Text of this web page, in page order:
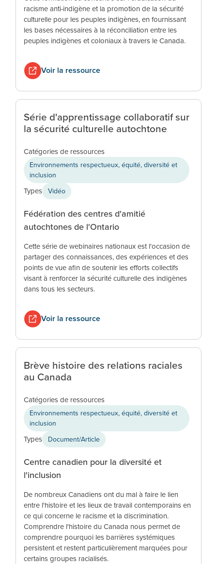
racisme anti-indigène et la promotion de la sécurité
culturelle pour les peuples indigènes, en fournissant
les bases nécessaires à la réconciliation entre les
peuples indigènes et coloniaux à travers le Canada.
Voir la ressource
Série d'apprentissage collaboratif sur
la sécurité culturelle autochtone
Catégories de ressources
Environnements respectueux, équité, diversité et
inclusion
Types Vidéo
Fédération des centres d'amitié
autochtones de l'Ontario
Cette série de webinaires nationaux est l'occasion de
partager des connaissances, des expériences et des
points de vue afin de soutenir les efforts collectifs
visant à renforcer la sécurité culturelle des indigènes
dans tous les secteurs.
Voir la ressource
Brève histoire des relations raciales
au Canada
Catégories de ressources
Environnements respectueux, équité, diversité et
inclusion
Types Document/Article
Centre canadien pour la diversité et
l'inclusion
De nombreux Canadiens ont du mal à faire le lien
entre l'histoire et les lieux de travail contemporains en
ce qui concerne le racisme et la discrimination.
Comprendre l'histoire du Canada nous permet de
comprendre pourquoi les barrières systémiques
persistent et restent particulièrement marquées pour
certains groupes racialisés.